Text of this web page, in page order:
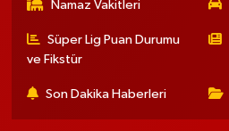
Namaz Vakitleri
Süper Lig Puan Durumu
ve Fikstür
Son Dakika Haberleri